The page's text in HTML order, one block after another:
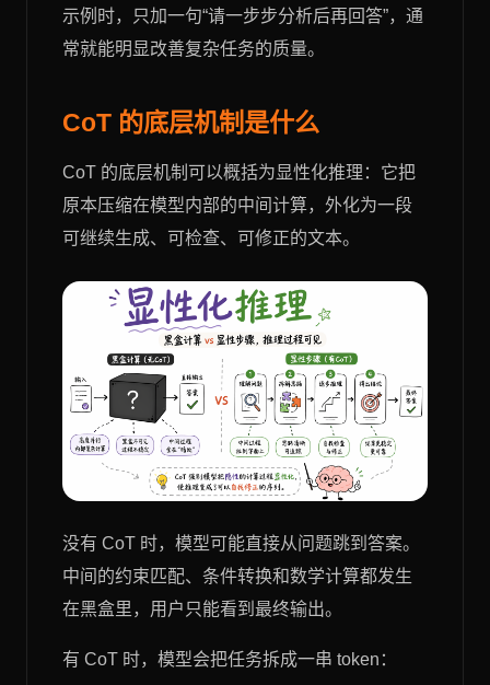
示例时，只加一句“请一步步分析后再回答”，通
常就能明显改善复杂任务的质量。
CoT 的底层机制是什么
CoT 的底层机制可以概括为显性化推理：它把
原本压缩在模型内部的中间计算，外化为一段
可继续生成、可检查、可修正的文本。
没有 CoT 时，模型可能直接从问题跳到答案。
中间的约束匹配、条件转换和数学计算都发生
在黑盒里，用户只能看到最终输出。
有 CoT 时，模型会把任务拆成一串 token：